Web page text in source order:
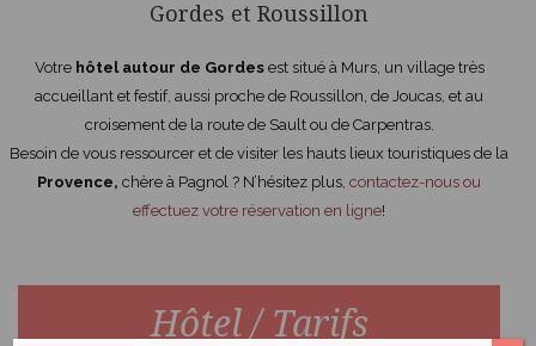
Gordes et Roussillon
Votre hôtel autour de Gordesest situé à Murs, un village très
accueillant et festif, aussi proche de Roussillon, de Joucas, et au
croisement de la route de Sault ou de Carpentras.
Besoin de vous ressourcer et de visiter les hauts lieux touristiques de la
Provence, chère à Pagnol ? N’hésitez plus, contactez-nous ou
effectuez votre réservation en ligne!
Hôtel / Tarifs